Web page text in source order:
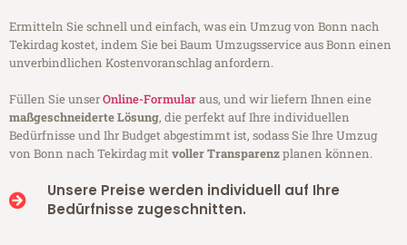
Ermitteln Sie schnell und einfach, was ein Umzug von Bonn nach
Tekirdag kostet, indem Sie bei Baum Umzugsservice aus Bonn einen
unverbindlichen Kostenvoranschlag anfordern.
Füllen Sie unserOnline-Formularaus, und wir liefern Ihnen eine
maßgeschneiderte Lösung, die perfekt auf Ihre individuellen
Bedürfnisse und Ihr Budget abgestimmt ist, sodass Sie Ihre Umzug
von Bonn nach Tekirdag mitvoller Transparenzplanen können.
Unsere Preise werden individuell auf Ihre
Bedürfnisse zugeschnitten.